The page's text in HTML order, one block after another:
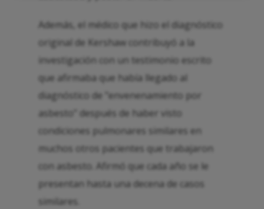
Además, el médico que hizo el diagnóstico
original de Kershaw contribuyó a la
investigación con un testimonio escrito
que afirmaba que había llegado al
diagnóstico de "envenenamiento por
asbesto" después de haber visto
condiciones pulmonares similares en
muchos otros pacientes que trabajaron
con asbesto. Afirmó que cada año se le
presentan hasta una decena de casos
similares.